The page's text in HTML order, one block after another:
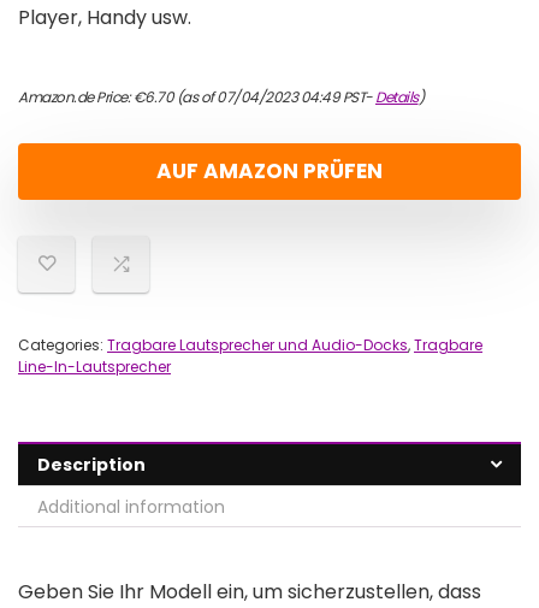
Player, Handy usw.
Amazon.de Price:€6.70(as of 07/04/2023 04:49 PST-Details)
AUF AMAZON PRÜFEN
Categories: Tragbare Lautsprecher und Audio-Docks,Tragbare
Line-In-Lautsprecher
Description
Additional information
Geben Sie Ihr Modell ein, um sicherzustellen, dass